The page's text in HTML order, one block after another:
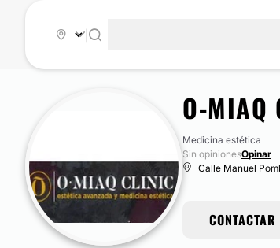
O-MIAQ
Medicina estética
Sin opinionesOpinar
Calle Manuel
CONTACTAR